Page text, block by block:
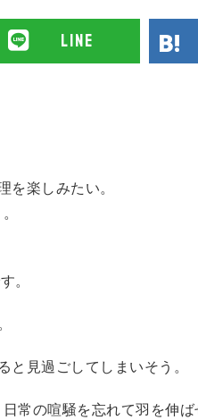
line
を楽しみたい。
。
と見過ごしてしまいそう。
常の喧騒を忘れて羽を伸ば